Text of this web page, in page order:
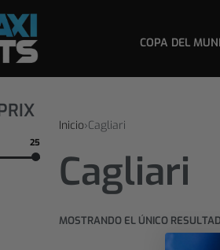
COPA DEL
25
Inicio›Cagliari
Cagliari
MOSTRANDO EL ÚNICO